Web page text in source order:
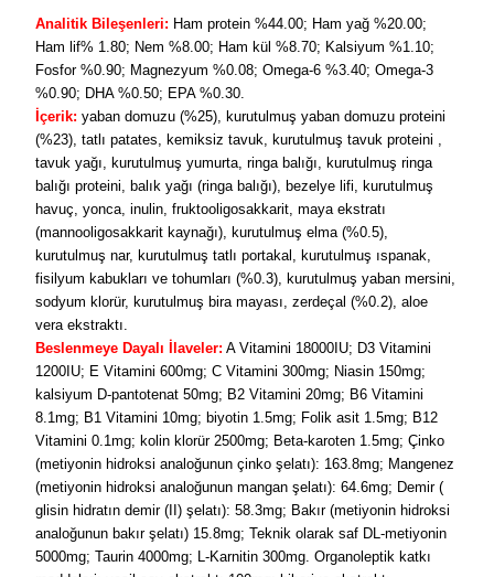
Analitik Bileşenleri: Ham protein %44.00; Ham yağ %20.00;
Ham lif% 1.80; Nem %8.00; Ham kül %8.70; Kalsiyum %1.10;
Fosfor %0.90; Magnezyum %0.08; Omega‐6 %3.40; Omega‐3
%0.90; DHA %0.50; EPA %0.30.
İçerik: yaban domuzu (%25), kurutulmuş yaban domuzu proteini
(%23), tatlı patates, kemiksiz tavuk, kurutulmuş tavuk proteini ,
tavuk yağı, kurutulmuş yumurta, ringa balığı, kurutulmuş ringa
balığı proteini, balık yağı (ringa balığı), bezelye lifi, kurutulmuş
havuç, yonca, inulin, fruktooligosakkarit, maya ekstratı
(mannooligosakkarit kaynağı), kurutulmuş elma (%0.5),
kurutulmuş nar, kurutulmuş tatlı portakal, kurutulmuş ıspanak,
fisilyum kabukları ve tohumları (%0.3), kurutulmuş yaban mersini,
sodyum klorür, kurutulmuş bira mayası, zerdeçal (%0.2), aloe
vera ekstraktı.
Beslenmeye Dayalı İlaveler: A Vitamini 18000IU; D3 Vitamini
1200IU; E Vitamini 600mg; C Vitamini 300mg; Niasin 150mg;
kalsiyum D-pantotenat 50mg; B2 Vitamini 20mg; B6 Vitamini
8.1mg; B1 Vitamini 10mg; biyotin 1.5mg; Folik asit 1.5mg; B12
Vitamini 0.1mg; kolin klorür 2500mg; Beta‐karoten 1.5mg; Çinko
(metiyonin hidroksi analoğunun çinko şelatı): 163.8mg; Mangenez
(metiyonin hidroksi analoğunun mangan şelatı): 64.6mg; Demir (
glisin hidratın demir (II) şelatı): 58.3mg; Bakır (metiyonin hidroksi
analoğunun bakır şelatı) 15.8mg; Teknik olarak saf DL‐metiyonin
5000mg; Taurin 4000mg; L‐Karnitin 300mg. Organoleptik katkı